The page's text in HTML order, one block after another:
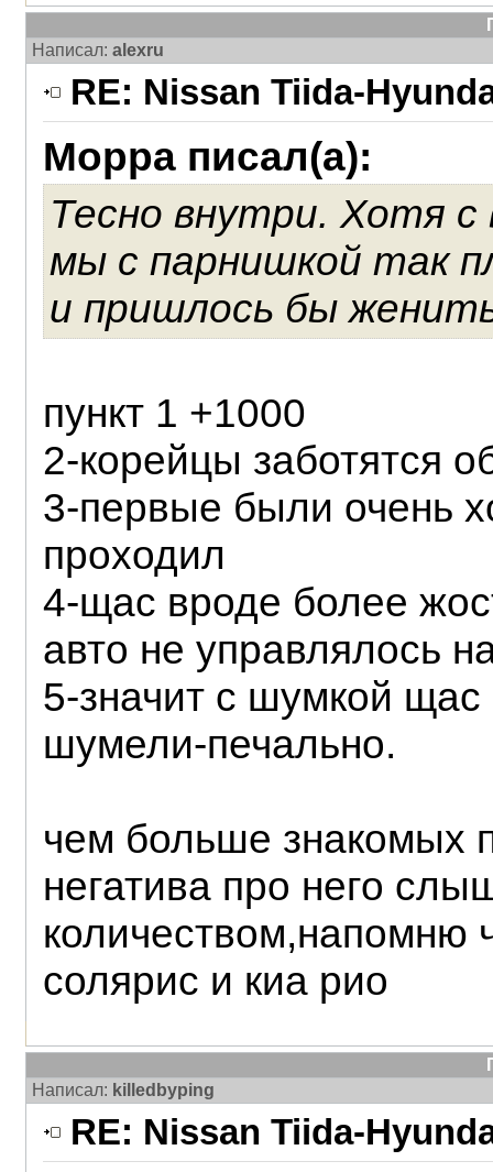
Написал: alexru
RE: Nissan Tiida-
Морра писал(а):
Тесно внутри. Хотя с
мы с парнишкой так
и пришлось бы
пункт 1 +1000
2-корейцы заботятся
3-первые были очень
проходил
4-щас вроде более
авто не управлялось
5-значит с шумкой
шумели-печально.
чем больше знакомых
негатива про него
количеством,напомню
солярис и киа рио
Написал: killedbyping
RE: Nissan Tiida-